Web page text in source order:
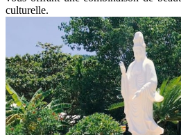
culturelle.